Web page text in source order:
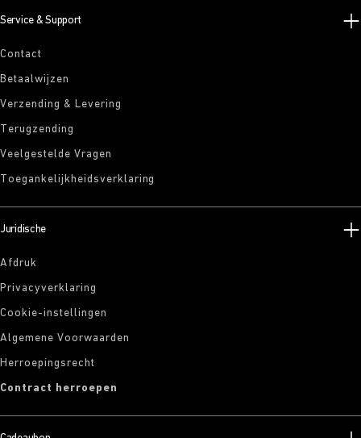
Service & Support
Contact
Betaalwijzen
Verzending & Levering
Terugzending
Veelgestelde Vragen
Toegankelijkheidsverklaring
Juridische
Afdruk
Privacyverklaring
Cookie-instellingen
Algemene Voorwaarden
Herroepingsrecht
Contract herroepen